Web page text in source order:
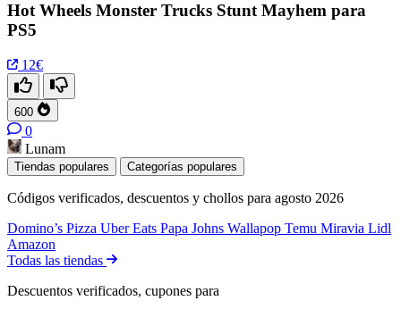
Hot Wheels Monster Trucks Stunt Mayhem para
PS5
12€
600
0
Lunam
Tiendas populares Categorías populares
Códigos verificados, descuentos y chollos para agosto 2026
Domino’s Pizza Uber Eats Papa Johns Wallapop Temu Miravia Lidl
Amazon
Todas las tiendas
Descuentos verificados, cupones para